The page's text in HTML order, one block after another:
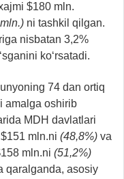
$180 mln.
ni tashkil qilgan.
nisbatan 3,2%
ko‘rsatadi.
74 dan ortiq
amalga oshirib
MDH davlatlari
mln.ni (48,8%) va
mln.ni (51,2%)
qaralganda, asosiy